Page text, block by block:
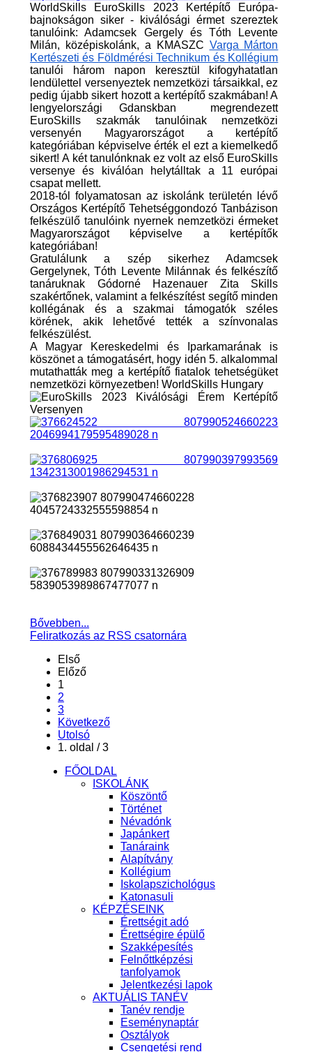
WorldSkills EuroSkills 2023 Kertépítő Európa-
bajnokságon siker - kiválósági érmet szereztek
tanulóink: Adamcsek Gergely és Tóth Levente
Milán, középiskolánk, a KMASZC Varga Márton
Kertészeti és Földmérési Technikum és Kollégium
tanulói három napon keresztül kifogyhatatlan
lendülettel versenyeztek nemzetközi társaikkal, ez
pedig újabb sikert hozott a kertépítő szakmában! A
lengyelországi Gdanskban megrendezett
EuroSkills szakmák tanulóinak nemzetközi
versenyén Magyarországot a kertépítő
kategóriában képviselve érték el ezt a kiemelkedő
sikert! A két tanulónknak ez volt az első EuroSkills
versenye és kiválóan helytálltak a 11 európai
csapat mellett.
2018-tól folyamatosan az iskolánk területén lévő
Országos Kertépítő Tehetséggondozó Tanbázison
felkészülő tanulóink nyernek nemzetközi érmeket
Magyarországot képviselve a kertépítők
kategóriában!
Gratulálunk a szép sikerhez Adamcsek
Gergelynek, Tóth Levente Milánnak és felkészítő
tanáruknak Gódorné Hazenauer Zita Skills
szakértőnek, valamint a felkészítést segítő minden
kollégának és a szakmai támogatók széles
körének, akik lehetővé tették a színvonalas
felkészülést.
A Magyar Kereskedelmi és Iparkamarának is
köszönet a támogatásért, hogy idén 5. alkalommal
mutathatták meg a kertépítő fiatalok tehetségüket
nemzetközi környezetben! WorldSkills Hungary
Bővebben...
Feliratkozás az RSS csatornára
Első
Előző
1
2
3
Következő
Utolsó
1. oldal / 3
FŐOLDAL
ISKOLÁNK
Köszöntő
Történet
Névadónk
Japánkert
Tanáraink
Alapítvány
Kollégium
Iskolapszichológus
Katonasuli
KÉPZÉSEINK
Érettségit adó
Érettségire épülő
Szakképesítés
Felnőttképzési
tanfolyamok
Jelentkezési lapok
AKTUÁLIS TANÉV
Tanév rendje
Eseménynaptár
Osztályok
Csengetési rend